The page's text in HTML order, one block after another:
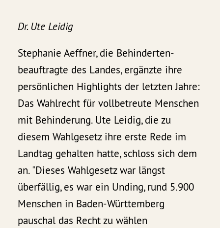
Dr. Ute Leidig
Stephanie Aeffner, die Behinderten­
beauftragte des Landes, ergänzte ihre
persönlichen Highlights der letzten Jahre:
Das Wahlrecht für vollbetreute Menschen
mit Behinderung. Ute Leidig, die zu
diesem Wahlgesetz ihre erste Rede im
Landtag gehalten hatte, schloss sich dem
an. "Dieses Wahlgesetz war längst
überfällig, es war ein Unding, rund 5.900
Menschen in Baden-Württemberg
pauschal das Recht zu wählen